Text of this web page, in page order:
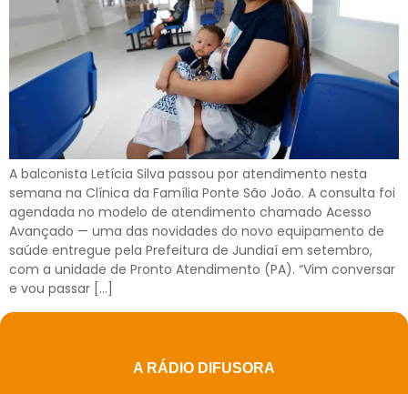
A balconista Letícia Silva passou por atendimento nesta
semana na Clínica da Família Ponte São João. A consulta foi
agendada no modelo de atendimento chamado Acesso
Avançado — uma das novidades do novo equipamento de
saúde entregue pela Prefeitura de Jundiaí em setembro,
com a unidade de Pronto Atendimento (PA). “Vim conversar
e vou passar […]
A RÁDIO DIFUSORA